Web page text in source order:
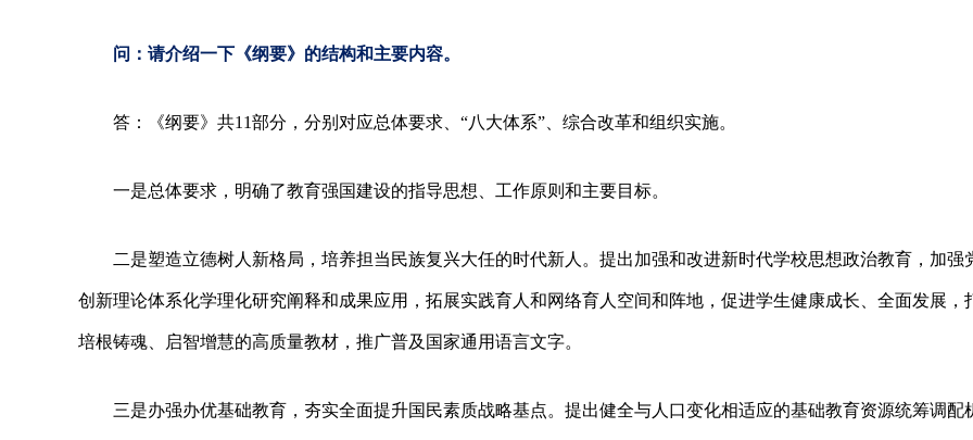
问：请介绍一下《纲要》的结构和主要内容。
答：《纲要》共11部分，分别对应总体要求、“八大体系”、综合改革和组织实施。
一是总体要求，明确了教育强国建设的指导思想、工作原则和主要目标。
二是塑造立德树人新格局，培养担当民族复兴大任的时代新人。提出加强和改进新时代学校思想政治教育，加强
创新理论体系化学理化研究阐释和成果应用，拓展实践育人和网络育人空间和阵地，促进学生健康成长、全面发展，
培根铸魂、启智增慧的高质量教材，推广普及国家通用语言文字。
三是办强办优基础教育，夯实全面提升国民素质战略基点。提出健全与人口变化相适应的基础教育资源统筹调配